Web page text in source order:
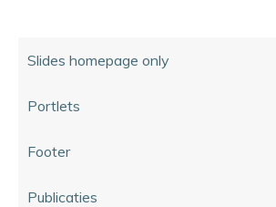
Slides homepage only
Portlets
Footer
Publicaties